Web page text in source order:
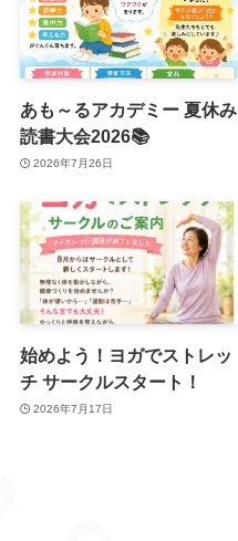
あも～るアカデミー 夏休み
読書大会2026📚
2026年7月26日
始めよう！ヨガでストレッ
チ サークルスタート！
2026年7月17日